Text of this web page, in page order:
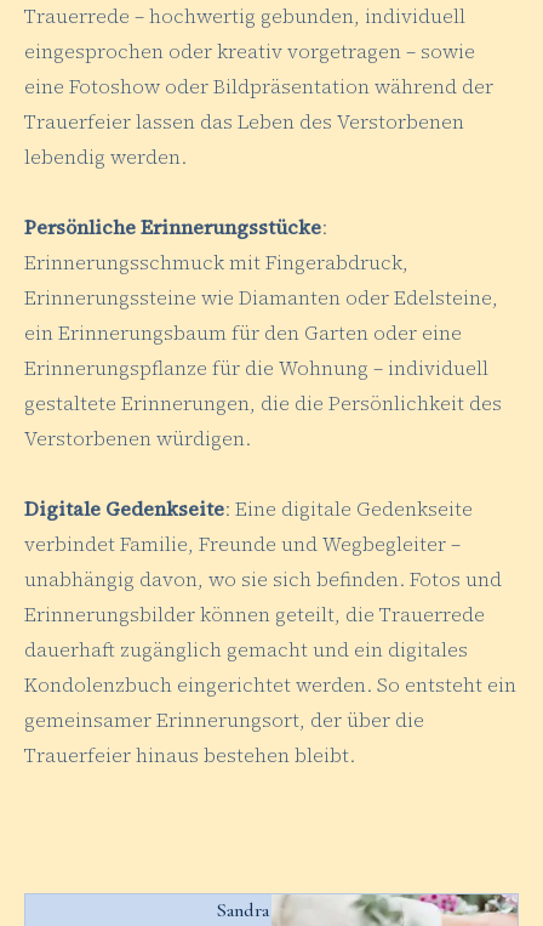
Trauerrede – hochwertig gebunden, individuell
eingesprochen oder kreativ vorgetragen – sowie
eine Fotoshow oder Bildpräsentation während der
Trauerfeier lassen das Leben des Verstorbenen
lebendig werden.
Persönliche Erinnerungsstücke:
Erinnerungsschmuck mit Fingerabdruck,
Erinnerungssteine wie Diamanten oder Edelsteine,
ein Erinnerungsbaum für den Garten oder eine
Erinnerungspflanze für die Wohnung – individuell
gestaltete Erinnerungen, die die Persönlichkeit des
Verstorbenen würdigen.
Digitale Gedenkseite: Eine digitale Gedenkseite
verbindet Familie, Freunde und Wegbegleiter –
unabhängig davon, wo sie sich befinden. Fotos und
Erinnerungsbilder können geteilt, die Trauerrede
dauerhaft zugänglich gemacht und ein digitales
Kondolenzbuch eingerichtet werden. So entsteht ein
gemeinsamer Erinnerungsort, der über die
Trauerfeier hinaus bestehen bleibt.
Sandra Müller